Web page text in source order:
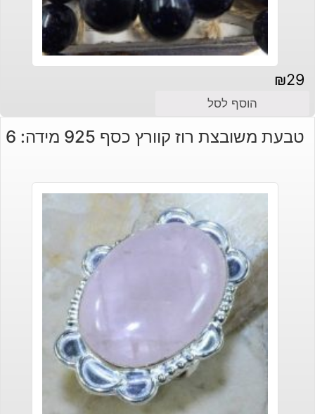
₪29
הוסף לסל
טבעת משובצת רוז קוורץ כסף 925 מידה: 6